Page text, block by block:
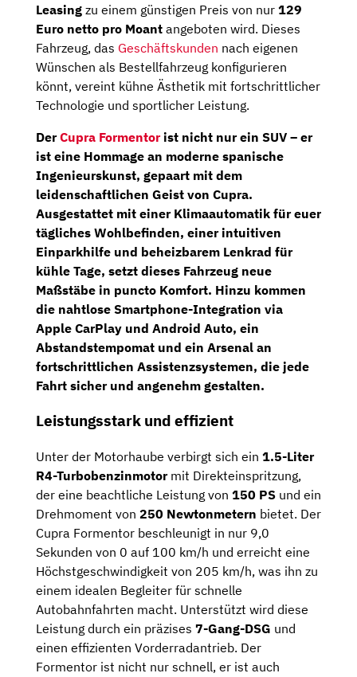
Leasing zu einem günstigen Preis von nur 129
Euro netto pro Moant angeboten wird. Dieses
Fahrzeug, das Geschäftskunden nach eigenen
Wünschen als Bestellfahrzeug konfigurieren
könnt, vereint kühne Ästhetik mit fortschrittlicher
Technologie und sportlicher Leistung.
DerCupra Formentorist nicht nur ein SUV – er
ist eine Hommage an moderne spanische
Ingenieurskunst, gepaart mit dem
leidenschaftlichen Geist von Cupra.
Ausgestattet mit einer Klimaautomatik für euer
tägliches Wohlbefinden, einer intuitiven
Einparkhilfe und beheizbarem Lenkrad für
kühle Tage, setzt dieses Fahrzeug neue
Maßstäbe in puncto Komfort. Hinzu kommen
die nahtlose Smartphone-Integration via
Apple CarPlay und Android Auto, ein
Abstandstempomat und ein Arsenal an
fortschrittlichen Assistenzsystemen, die jede
Fahrt sicher und angenehm gestalten.
Leistungsstark und effizient
Unter der Motorhaube verbirgt sich ein 1.5-Liter
R4-Turbobenzinmotormit Direkteinspritzung,
der eine beachtliche Leistung von 150 PS und ein
Drehmoment von 250 Newtonmetern bietet. Der
Cupra Formentor beschleunigt in nur 9,0
Sekunden von 0 auf 100 km/h und erreicht eine
Höchstgeschwindigkeit von 205 km/h, was ihn zu
einem idealen Begleiter für schnelle
Autobahnfahrten macht. Unterstützt wird diese
Leistung durch ein präzises 7-Gang-DSG und
einen effizienten Vorderradantrieb. Der
Formentor ist nicht nur schnell, er ist auch